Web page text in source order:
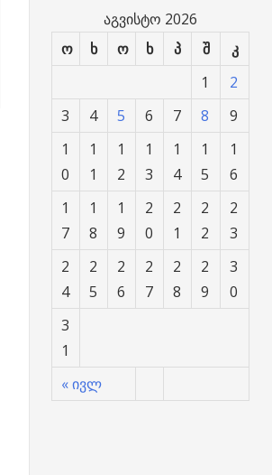
აგვისტო 2026
ო
ხ ო ხ პ შ კ
« ივლ
1
2
3
4 5 6 7 8
9
1
0
1
1
1
2
1
3
1
4
1
5
1
6
1
7
1
8
1
9
2
0
2
1
2
2
2
3
2
4
2
5
2
6
2
7
2
8
2
9
3
0
3
1